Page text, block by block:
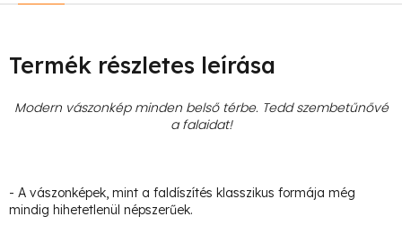
Termék részletes leírása
Modern vászonkép minden belső térbe. Tedd szembetűnővé
a falaidat!
- A vászonképek, mint a faldíszítés klasszikus formája még
mindig hihetetlenül népszerűek.